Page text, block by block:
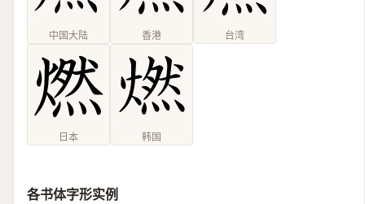
中国大陆 香港 台湾
日本 韩国
各书体字形实例